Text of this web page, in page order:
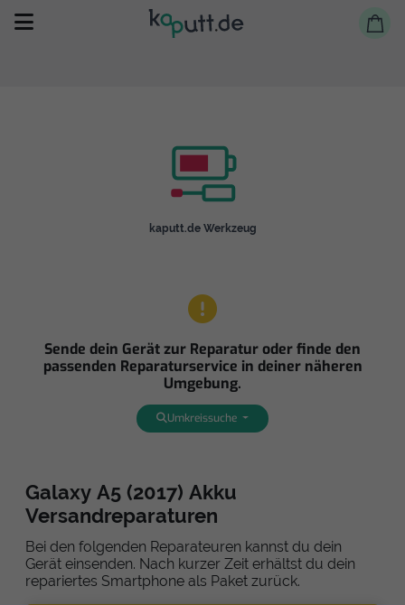
Selbst reparieren
kaputt.de Werkzeug
Sende dein Gerät zur Reparatur oder finde den
passenden Reparaturservice in deiner näheren
Umgebung.
Umkreissuche
Galaxy A5 (2017) Akku
Versandreparaturen
Bei den folgenden Reparateuren kannst du dein
Gerät einsenden. Nach kurzer Zeit erhältst du dein
repariertes Smartphone als Paket zurück.